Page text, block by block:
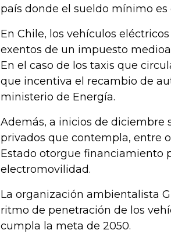
país donde el sueldo mínimo es
En Chile, los vehículos
exentos de un impuesto
En el caso de los taxis que
que incentiva el recambio de
ministerio de Energía.
Además, a inicios de
privados que contempla, entre
Estado otorgue financiamiento
electromovilidad.
La organización ambientalista
ritmo de penetración de los
cumpla la meta de 2050.